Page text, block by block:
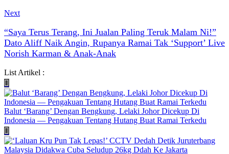
Next
“Saya Terus Terang, Ini Jualan Paling Teruk Malam Ni!”
Dato Aliff Naik Angin, Rupanya Ramai Tak ‘Support’ Live
Norish Karman & Anak-Anak
List Artikel :
Balut ‘Barang’ Dengan Bengkung, Lelaki Johor Dicekup Di
Indonesia — Pengakuan Tentang Hutang Buat Ramai Terkedu